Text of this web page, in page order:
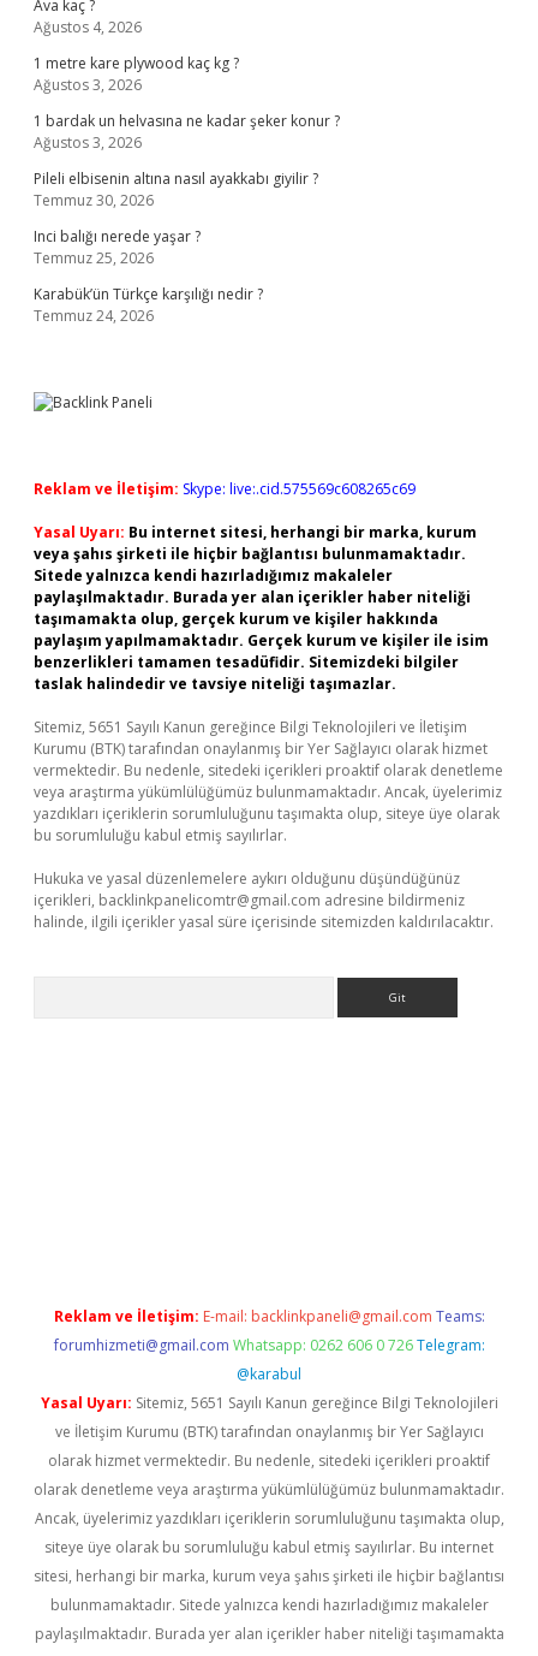
Ava kaç ?
Ağustos 4, 2026
1 metre kare plywood kaç kg ?
Ağustos 3, 2026
1 bardak un helvasına ne kadar şeker konur ?
Ağustos 3, 2026
Pileli elbisenin altına nasıl ayakkabı giyilir ?
Temmuz 30, 2026
Inci balığı nerede yaşar ?
Temmuz 25, 2026
Karabük’ün Türkçe karşılığı nedir ?
Temmuz 24, 2026
Reklam ve İletişim: Skype: live:.cid.575569c608265c69
Yasal Uyarı: Bu internet sitesi, herhangi bir marka, kurum
veya şahıs şirketi ile hiçbir bağlantısı bulunmamaktadır.
Sitede yalnızca kendi hazırladığımız makaleler
paylaşılmaktadır. Burada yer alan içerikler haber niteliği
taşımamakta olup, gerçek kurum ve kişiler hakkında
paylaşım yapılmamaktadır. Gerçek kurum ve kişiler ile isim
benzerlikleri tamamen tesadüfidir. Sitemizdeki bilgiler
taslak halindedir ve tavsiye niteliği taşımazlar.
Sitemiz, 5651 Sayılı Kanun gereğince Bilgi Teknolojileri ve İletişim
Kurumu (BTK) tarafından onaylanmış bir Yer Sağlayıcı olarak hizmet
vermektedir. Bu nedenle, sitedeki içerikleri proaktif olarak denetleme
veya araştırma yükümlülüğümüz bulunmamaktadır. Ancak, üyelerimiz
yazdıkları içeriklerin sorumluluğunu taşımakta olup, siteye üye olarak
bu sorumluluğu kabul etmiş sayılırlar.
Hukuka ve yasal düzenlemelere aykırı olduğunu düşündüğünüz
içerikleri, backlinkpanelicomtr@gmail.com adresine bildirmeniz
halinde, ilgili içerikler yasal süre içerisinde sitemizden kaldırılacaktır.
Reklam ve İletişim: E-mail: backlinkpaneli@gmail.com Teams:
forumhizmeti@gmail.com Whatsapp: 0262 606 0 726 Telegram:
@karabul
Yasal Uyarı: Sitemiz, 5651 Sayılı Kanun gereğince Bilgi Teknolojileri
ve İletişim Kurumu (BTK) tarafından onaylanmış bir Yer Sağlayıcı
olarak hizmet vermektedir. Bu nedenle, sitedeki içerikleri proaktif
olarak denetleme veya araştırma yükümlülüğümüz bulunmamaktadır.
Ancak, üyelerimiz yazdıkları içeriklerin sorumluluğunu taşımakta olup,
siteye üye olarak bu sorumluluğu kabul etmiş sayılırlar. Bu internet
sitesi, herhangi bir marka, kurum veya şahıs şirketi ile hiçbir bağlantısı
bulunmamaktadır. Sitede yalnızca kendi hazırladığımız makaleler
paylaşılmaktadır. Burada yer alan içerikler haber niteliği taşımamakta